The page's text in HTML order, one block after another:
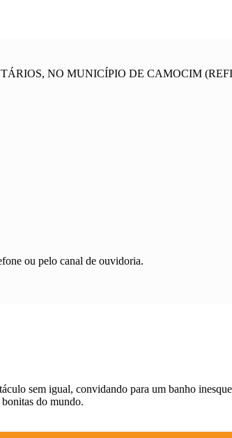
NO MUNICÍPIO DE CAMOCIM
ou pelo canal de ouvidoria.
sem igual, convidando para um banho
bonitas do mundo.